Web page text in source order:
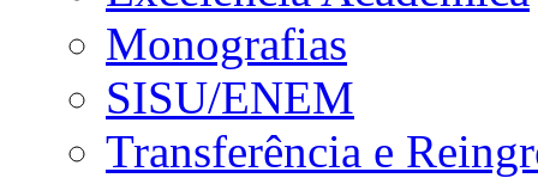
Monografias
SISU/ENEM
Transferência e